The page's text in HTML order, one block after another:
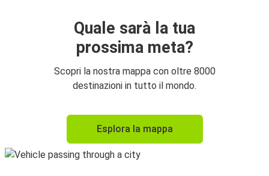
Quale sarà la tua
prossima meta?
Scopri la nostra mappa con oltre 8000
destinazioni in tutto il mondo.
Esplora la mappa